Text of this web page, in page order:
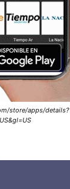
store/apps/details?